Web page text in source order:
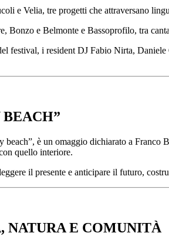
e Velia, tre progetti che attraversano
Bonzo e Belmonte e Bassoprofilo, tra
festival, i resident DJ Fabio Nirta,
è un omaggio dichiarato a
quello interiore.
il presente e anticipare il futuro,
NATURA E COMUNITÀ